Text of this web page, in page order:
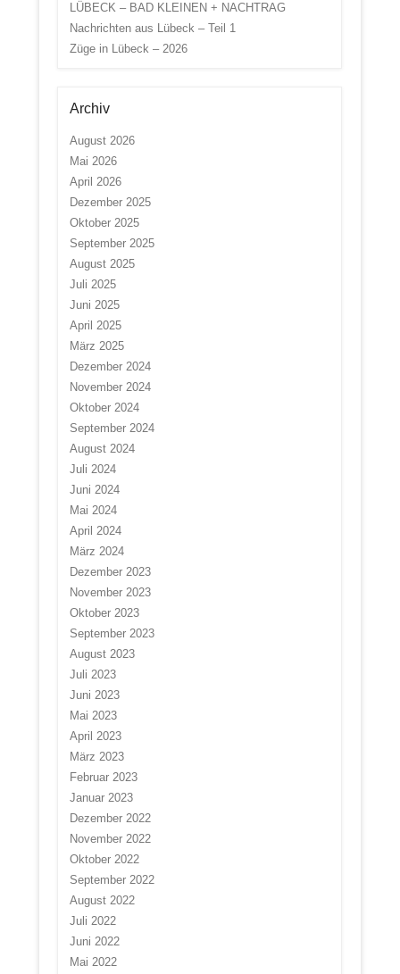
LÜBECK – BAD KLEINEN + NACHTRAG
Nachrichten aus Lübeck – Teil 1
Züge in Lübeck – 2026
Archiv
August 2026
Mai 2026
April 2026
Dezember 2025
Oktober 2025
September 2025
August 2025
Juli 2025
Juni 2025
April 2025
März 2025
Dezember 2024
November 2024
Oktober 2024
September 2024
August 2024
Juli 2024
Juni 2024
Mai 2024
April 2024
März 2024
Dezember 2023
November 2023
Oktober 2023
September 2023
August 2023
Juli 2023
Juni 2023
Mai 2023
April 2023
März 2023
Februar 2023
Januar 2023
Dezember 2022
November 2022
Oktober 2022
September 2022
August 2022
Juli 2022
Juni 2022
Mai 2022